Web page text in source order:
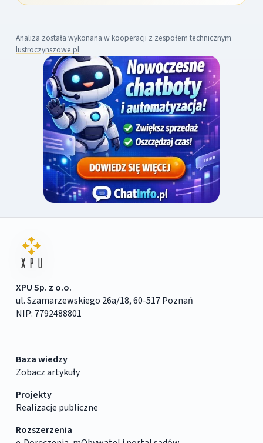
Analiza została wykonana w kooperacji z zespołem technicznym
lustroczynszowe.pl.
XPU Sp. z o.o.
ul. Szamarzewskiego 26a/18, 60-517 Poznań
NIP: 7792488801
Baza wiedzy
Zobacz artykuły
Projekty
Realizacje publiczne
Rozszerzenia